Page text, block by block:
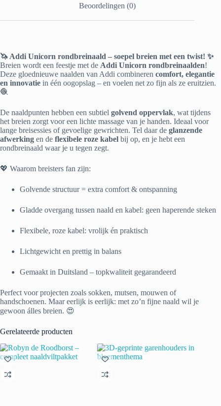
Beoordelingen (0)
🦄 Addi Unicorn rondbreinaald – soepel breien met een twist! ✨
Breien wordt een feestje met de Addi Unicorn rondbreinaalden!
Deze gloednieuwe naalden van Addi combineren comfort, elegantie
en innovatie in één oogopslag – en voelen net zo fijn als ze eruitzien.
🧶
De naaldpunten hebben een subtiel golvend oppervlak, wat tijdens
het breien zorgt voor een lichte massage van je handen. Ideaal voor
lange breisessies of gevoelige gewrichten. Tel daar de glanzende
afwerking en de flexibele roze kabel bij op, en je hebt een
rondbreinaald waar je u tegen zegt.
💖 Waarom breisters fan zijn:
Golvende structuur = extra comfort & ontspanning
Gladde overgang tussen naald en kabel: geen haperende steken
Flexibele, roze kabel: vrolijk én praktisch
Lichtgewicht en prettig in balans
Gemaakt in Duitsland – topkwaliteit gegarandeerd
Perfect voor projecten zoals sokken, mutsen, mouwen of
handschoenen. Maar eerlijk is eerlijk: met zo’n fijne naald wil je
gewoon álles breien. 😍
Gerelateerde producten